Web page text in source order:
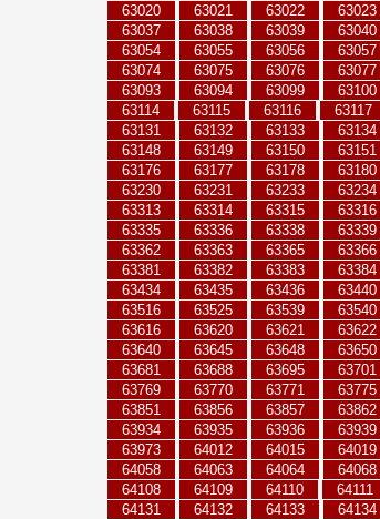
63020
63021 63022 63023
63037
63038 63039 63040
63054
63055 63056 63057
63074
63075 63076 63077
63093
63094 63099 63100
63114
63115 63116 63117
63131
63132 63133 63134
63148
63149 63150 63151
63176
63177 63178 63180
63230
63231 63233 63234
63313
63314 63315 63316
63335
63336 63338 63339
63362
63363 63365 63366
63381
63382 63383 63384
63434
63435 63436 63440
63516
63525 63539 63540
63616
63620 63621 63622
63640
63645 63648 63650
63681
63688 63695 63701
63769
63770 63771 63775
63851
63856 63857 63862
63934
63935 63936 63939
63973
64012 64015 64019
64058
64063 64064 64068
64108
64109 64110 64111
64131
64132 64133 64134